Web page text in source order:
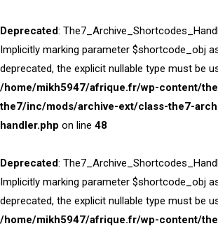
Deprecated:
Implicitly marking parameter $shortcode_obj
deprecated, the explicit nullable type must be
/home/mikh5947/afrique.fr/wp-content/
the7/inc/mods/archive-ext/class-the7-
handler.php on line 48
Deprecated:
Implicitly marking parameter $shortcode_obj
deprecated, the explicit nullable type must be
/home/mikh5947/afrique.fr/wp-content/